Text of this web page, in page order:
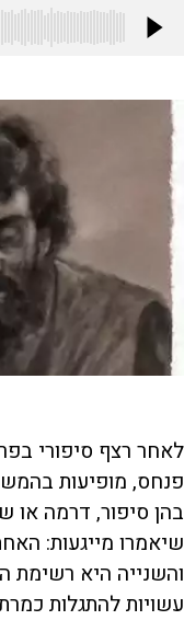
לאחר רצף סיפורי
פנחס, מופיעות
בהן סיפור, דרמה או
שיאמרו מייגעות:
והשנייה היא רשימת
עשויות להתגלות